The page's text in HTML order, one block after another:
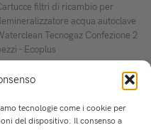
tecnologie come i cookie per
del dispositivo. Il consenso a
filtri di ricambio per
acqua autoclave
Tecnogaz Confezione 2
- Ecoplus